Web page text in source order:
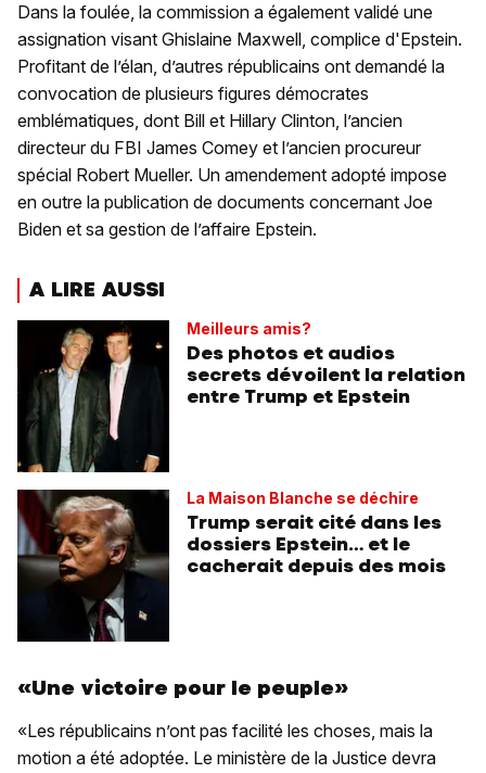
Dans la foulée, la commission a également validé une
assignation visant Ghislaine Maxwell, complice d'Epstein.
Profitant de l’élan, d’autres républicains ont demandé la
convocation de plusieurs figures démocrates
emblématiques, dont Bill et Hillary Clinton, l’ancien
directeur du FBI James Comey et l’ancien procureur
spécial Robert Mueller. Un amendement adopté impose
en outre la publication de documents concernant Joe
Biden et sa gestion de l’affaire Epstein.
A LIRE AUSSI
Meilleurs amis?
Des photos et audios
secrets dévoilent la relation
entre Trump et Epstein
La Maison Blanche se déchire
Trump serait cité dans les
dossiers Epstein… et le
cacherait depuis des mois
«Une victoire pour le peuple»
«Les républicains n’ont pas facilité les choses, mais la
motion a été adoptée. Le ministère de la Justice devra